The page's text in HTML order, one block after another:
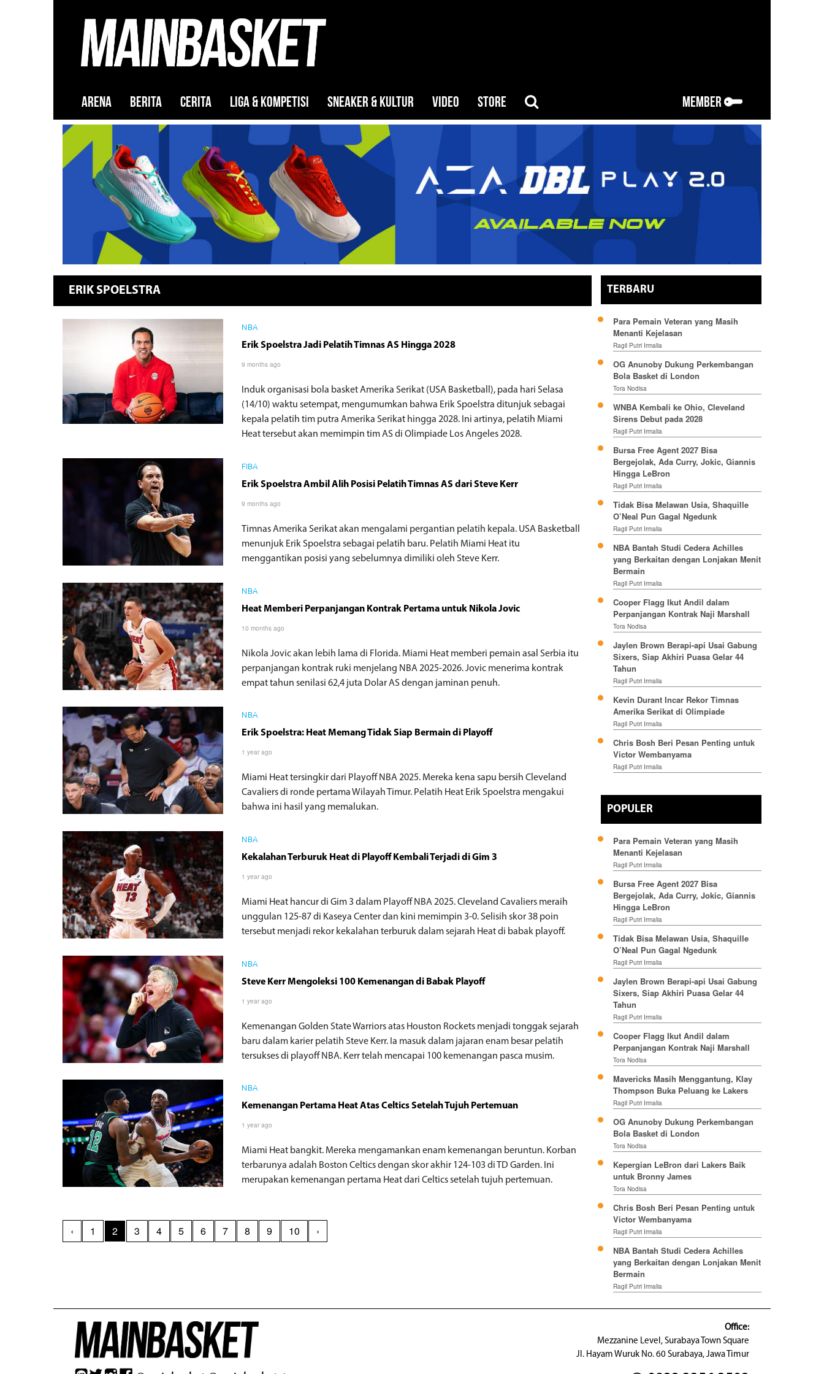
ARENA BERITA CERITA LIGA & KOMPETISI SNEAKER & KULTUR VIDEO STORE MEMBER
ERIK SPOELSTRA
NBA
Erik Spoelstra Jadi Pelatih Timnas AS Hingga 2028
9 months ago
Induk organisasi bola basket Amerika Serikat (USA Basketball), pada hari Selasa
(14/10) waktu setempat, mengumumkan bahwa Erik Spoelstra ditunjuk sebagai
kepala pelatih tim putra Amerika Serikat hingga 2028. Ini artinya, pelatih Miami
Heat tersebut akan memimpin tim AS di Olimpiade Los Angeles 2028.
FIBA
Erik Spoelstra Ambil Alih Posisi Pelatih Timnas AS dari Steve Kerr
9 months ago
Timnas Amerika Serikat akan mengalami pergantian pelatih kepala. USA Basketball
menunjuk Erik Spoelstra sebagai pelatih baru. Pelatih Miami Heat itu
menggantikan posisi yang sebelumnya dimiliki oleh Steve Kerr.
NBA
Heat Memberi Perpanjangan Kontrak Pertama untuk Nikola Jovic
10 months ago
Nikola Jovic akan lebih lama di Florida. Miami Heat memberi pemain asal Serbia itu
perpanjangan kontrak ruki menjelang NBA 2025-2026. Jovic menerima kontrak
empat tahun senilasi 62,4 juta Dolar AS dengan jaminan penuh.
NBA
Erik Spoelstra: Heat Memang Tidak Siap Bermain di Playoff
1 year ago
Miami Heat tersingkir dari Playoff NBA 2025. Mereka kena sapu bersih Cleveland
Cavaliers di ronde pertama Wilayah Timur. Pelatih Heat Erik Spoelstra mengakui
bahwa ini hasil yang memalukan.
NBA
Kekalahan Terburuk Heat di Playoff Kembali Terjadi di Gim 3
1 year ago
Miami Heat hancur di Gim 3 dalam Playoff NBA 2025. Cleveland Cavaliers meraih
unggulan 125-87 di Kaseya Center dan kini memimpin 3-0. Selisih skor 38 poin
tersebut menjadi rekor kekalahan terburuk dalam sejarah Heat di babak playoff.
NBA
Steve Kerr Mengoleksi 100 Kemenangan di Babak Playoff
1 year ago
Kemenangan Golden State Warriors atas Houston Rockets menjadi tonggak sejarah
baru dalam karier pelatih Steve Kerr. Ia masuk dalam jajaran enam besar pelatih
tersukses di playoff NBA. Kerr telah mencapai 100 kemenangan pasca musim.
NBA
Kemenangan Pertama Heat Atas Celtics Setelah Tujuh Pertemuan
1 year ago
Miami Heat bangkit. Mereka mengamankan enam kemenangan beruntun. Korban
terbarunya adalah Boston Celtics dengan skor akhir 124-103 di TD Garden. Ini
merupakan kemenangan pertama Heat dari Celtics setelah tujuh pertemuan.
‹ 1 2 3 4 5 6 7 8 9 10 ›
TERBARU
Para Pemain Veteran yang Masih
Menanti Kejelasan
Ragil Putri Irmalia
OG Anunoby Dukung Perkembangan
Bola Basket di London
Tora Nodisa
WNBA Kembali ke Ohio, Cleveland
Sirens Debut pada 2028
Ragil Putri Irmalia
Bursa Free Agent 2027 Bisa
Bergejolak, Ada Curry, Jokic, Giannis
Hingga LeBron
Ragil Putri Irmalia
Tidak Bisa Melawan Usia, Shaquille
O’Neal Pun Gagal Ngedunk
Ragil Putri Irmalia
NBA Bantah Studi Cedera Achilles
yang Berkaitan dengan Lonjakan Menit
Bermain
Ragil Putri Irmalia
Cooper Flagg Ikut Andil dalam
Perpanjangan Kontrak Naji Marshall
Tora Nodisa
Jaylen Brown Berapi-api Usai Gabung
Sixers, Siap Akhiri Puasa Gelar 44
Tahun
Ragil Putri Irmalia
Kevin Durant Incar Rekor Timnas
Amerika Serikat di Olimpiade
Ragil Putri Irmalia
Chris Bosh Beri Pesan Penting untuk
Victor Wembanyama
Ragil Putri Irmalia
POPULER
Para Pemain Veteran yang Masih
Menanti Kejelasan
Ragil Putri Irmalia
Bursa Free Agent 2027 Bisa
Bergejolak, Ada Curry, Jokic, Giannis
Hingga LeBron
Ragil Putri Irmalia
Tidak Bisa Melawan Usia, Shaquille
O’Neal Pun Gagal Ngedunk
Ragil Putri Irmalia
Jaylen Brown Berapi-api Usai Gabung
Sixers, Siap Akhiri Puasa Gelar 44
Tahun
Ragil Putri Irmalia
Cooper Flagg Ikut Andil dalam
Perpanjangan Kontrak Naji Marshall
Tora Nodisa
Mavericks Masih Menggantung, Klay
Thompson Buka Peluang ke Lakers
Ragil Putri Irmalia
OG Anunoby Dukung Perkembangan
Bola Basket di London
Tora Nodisa
Kepergian LeBron dari Lakers Baik
untuk Bronny James
Tora Nodisa
Chris Bosh Beri Pesan Penting untuk
Victor Wembanyama
Ragil Putri Irmalia
NBA Bantah Studi Cedera Achilles
yang Berkaitan dengan Lonjakan Menit
Bermain
Ragil Putri Irmalia
Office:
Mezzanine Level, Surabaya Town Square
Jl. Hayam Wuruk No. 60 Surabaya, Jawa Timur